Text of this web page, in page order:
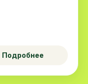
Подробнее